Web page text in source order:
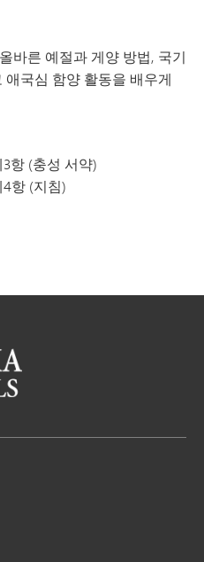
바른 예절과 게양 방법, 국기
국심 함양 활동을 배우게
3항 (충성 서약)
4항 (지침)